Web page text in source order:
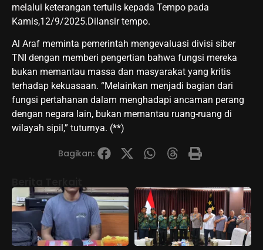
melalui keterangan tertulis kepada Tempo pada
Kamis,12/9/2025.Dilansir tempo.
Al Araf meminta pemerintah mengevaluasi divisi siber
TNI dengan memberi pengertian bahwa fungsi mereka
bukan memantau massa dan masyarakat yang kritis
terhadap kekuasaan. “Melainkan menjadi bagian dari
fungsi pertahanan dalam menghadapi ancaman perang
dengan negara lain, bukan memantau ruang-ruang di
wilayah sipil,” tuturnya. (**)
Bagikan: